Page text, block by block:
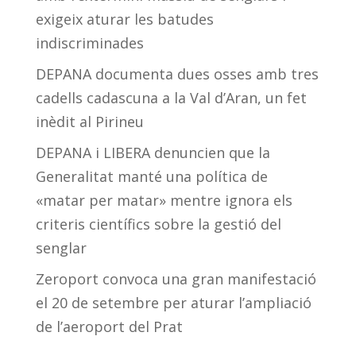
exigeix aturar les batudes
indiscriminades
DEPANA documenta dues osses amb tres
cadells cadascuna a la Val d’Aran, un fet
inèdit al Pirineu
DEPANA i LIBERA denuncien que la
Generalitat manté una política de
«matar per matar» mentre ignora els
criteris científics sobre la gestió del
senglar
Zeroport convoca una gran manifestació
el 20 de setembre per aturar l’ampliació
de l’aeroport del Prat